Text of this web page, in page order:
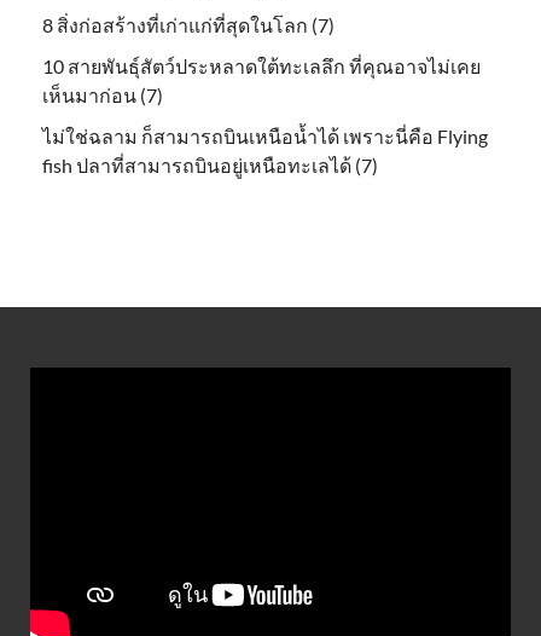
8 สิ่งก่อสร้างที่เก่าแก่ที่สุดในโลก (7)
10 สายพันธุ์สัตว์ประหลาดใต้ทะเลลึก ที่คุณอาจไม่เคย
เห็นมาก่อน (7)
ไม่ใช่ฉลาม ก็สามารถบินเหนือน้ำได้ เพราะนี่คือ Flying
fish ปลาที่สามารถบินอยู่เหนือทะเลได้ (7)